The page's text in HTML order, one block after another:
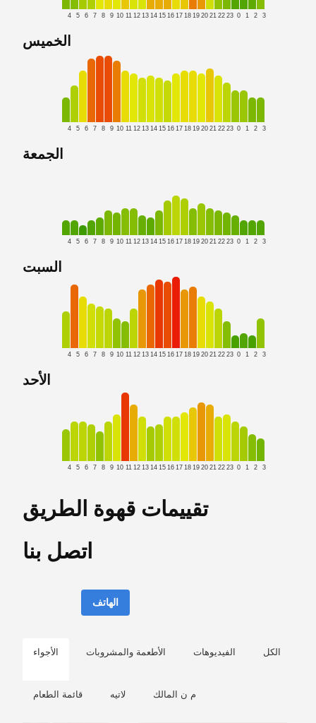
4 5 6 7 8 9 10 11 12 13 14 15 16 17 18 19 20 21 22 23 0 1 2 3
الخميس
4 5 6 7 8 9 10 11 12 13 14 15 16 17 18 19 20 21 22 23 0 1 2 3
الجمعة
4 5 6 7 8 9 10 11 12 13 14 15 16 17 18 19 20 21 22 23 0 1 2 3
السبت
4 5 6 7 8 9 10 11 12 13 14 15 16 17 18 19 20 21 22 23 0 1 2 3
الأحد
4 5 6 7 8 9 10 11 12 13 14 15 16 17 18 19 20 21 22 23 0 1 2 3
تقييمات قهوة الطريق
اتصل بنا
الهاتف
الأجواء الأطعمة والمشروبات الفيديوهات الكل
قائمة الطعام لاتيه م ن المالك